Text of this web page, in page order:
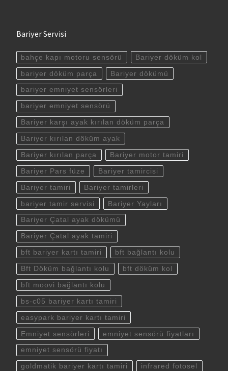
Bariyer Servisi
bahçe kapı motoru sensörü Bariyer döküm kol
bariyer döküm parça Bariyer dökümü
bariyer emniyet sensörleri
bariyer emniyet sensörü
Bariyer karşı ayak kırılan döküm parça
Bariyer kırılan döküm ayak
Bariyer kırılan parça Bariyer motor tamiri
Bariyer Pars füze Bariyer tamircisi
Bariyer tamiri Bariyer tamirleri
bariyer tamir servisi Bariyer Yayları
Bariyer Çatal ayak dökümü
Bariyer Çatal ayak tamiri
bft bariyer kartı tamiri bft bağlantı kolu
Bft Döküm bağlantı kolu bft döküm kol
bft moovi bağlantı kolu
bs-c05 bariyer kartı tamiri
easypark bariyer kartı tamiri
Emniyet sensörleri emniyet sensörü fiyatları
emniyet sensörü fiyatı
goldmatik bariyer kartı tamiri infrared fotosel